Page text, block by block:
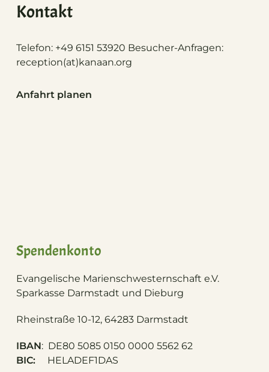
Kontakt
Telefon: +49 6151 53920 Besucher-Anfragen:
reception(at)kanaan.org
Anfahrt planen
Spendenkonto
Evangelische Marienschwesternschaft e.V.
Sparkasse Darmstadt und Dieburg
Rheinstraße 10-12, 64283 Darmstadt
IBAN: DE80 5085 0150 0000 5562 62
BIC:HELADEF1DAS